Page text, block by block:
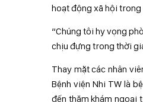
hoạt động xã hội
“Chúng tôi hy vọng
chịu đựng trong thời
Thay mặt các nhân
Bệnh viện Nhi TW là
đến thăm khám ngoại